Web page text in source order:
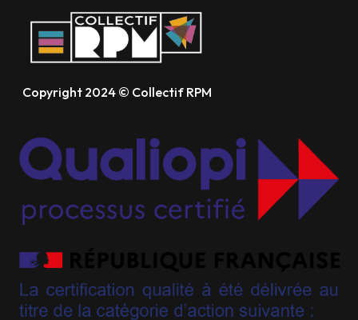
Copyright 2024 © Collectif RPM